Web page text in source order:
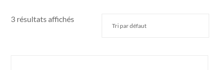
3 résultats affichés